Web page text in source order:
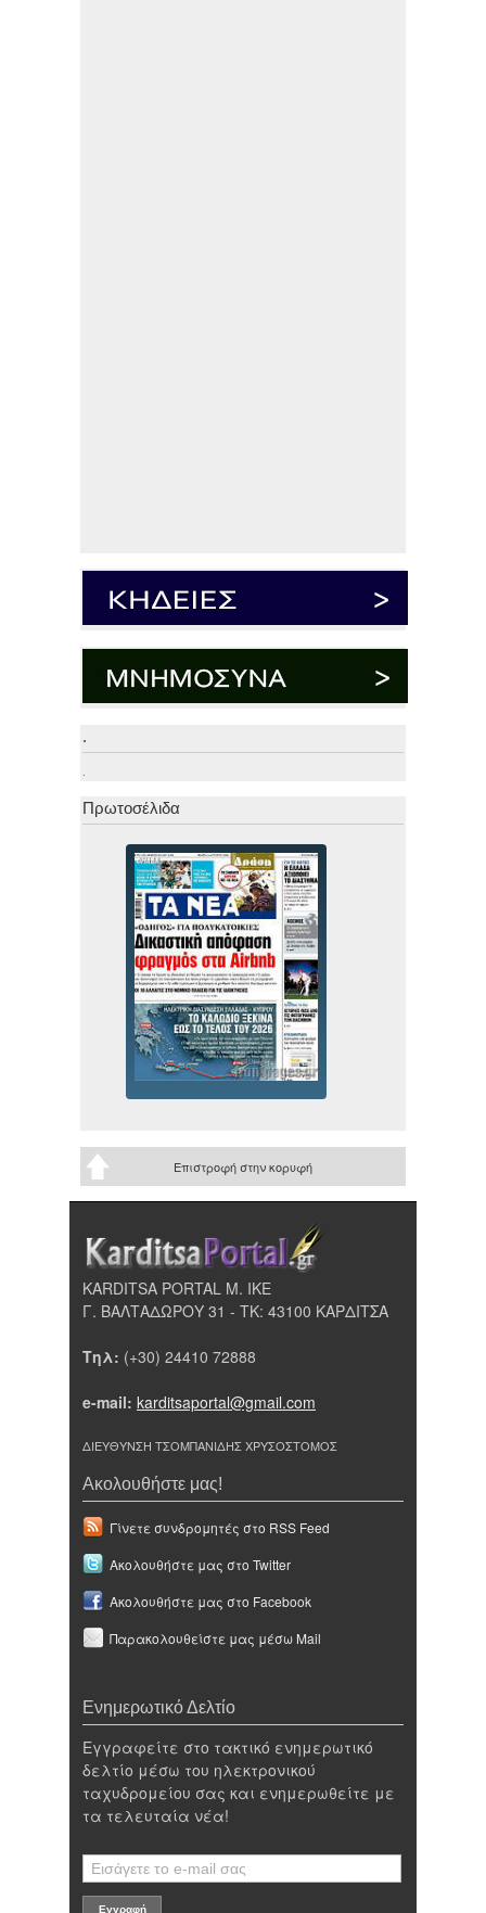
.
Πρωτοσέλιδα
Επιστροφή στην κορυφή
KARDITSA PORTAL Μ. ΙΚΕ
Γ. ΒΑΛΤΑΔΩΡΟΥ 31 - ΤΚ: 43100 ΚΑΡΔΙΤΣΑ
Τηλ: (+30) 24410 72888
e-mail: karditsaportal@gmail.com
ΔΙΕΥΘΥΝΣΗ ΤΣΟΜΠΑΝΙΔΗΣ ΧΡΥΣΟΣΤΟΜΟΣ
Ακολουθήστε μας!
Γίνετε συνδρομητές στο RSS Feed
Ακολουθήστε μας στο Twitter
Ακολουθήστε μας στο Facebook
Παρακολουθείστε μας μέσω Mail
Ενημερωτικό Δελτίο
Εγγραφείτε στο τακτικό ενημερωτικό
δελτίο μέσω του ηλεκτρονικού
ταχυδρομείου σας και ενημερωθείτε με
τα τελευταία νέα!